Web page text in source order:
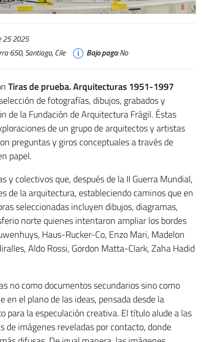
25 2025
650, Santiago, Cile Bajo pago:No
Tiras de prueba. Arquitecturas 1951-1997
de fotografías, dibujos, grabados y
de la Fundación de Arquitectura Frágil. Éstas
de un grupo de arquitectos y artistas
preguntas y giros conceptuales a través de
papel.
colectivos que, después de la II Guerra Mundial,
de la arquitectura, estableciendo caminos que en
seleccionadas incluyen dibujos, diagramas,
norte quienes intentaron ampliar los bordes
Haus-Rucker-Co, Enzo Mari, Madelon
Aldo Rossi, Gordon Matta-Clark, Zaha Hadid
no como documentos secundarios sino como
el plano de las ideas, pensada desde la
para la especulación creativa. El título alude a las
de imágenes reveladas por contacto, donde